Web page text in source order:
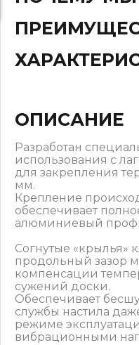
ОПИСАНИЕ
Разработан
использования с
для закрепления
мм.
Крепление
обеспечивает
алюминиевый
Согнутые «крылья»
продольный зазор
компенсации
сужений доски.
Обеспечивает
службы настила
режиме
вибрационными